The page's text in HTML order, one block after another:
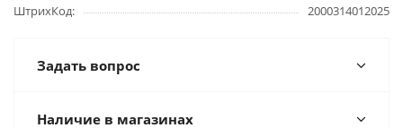
ШтрихКод 2000314012025
Задать вопрос
Наличие в магазинах